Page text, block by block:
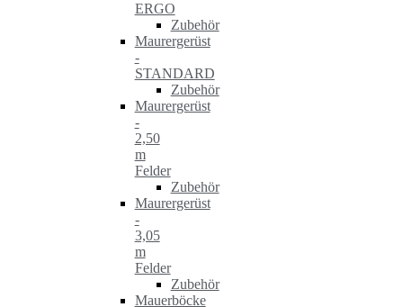
ERGO
Zubehör
Maurergerüst
-
STANDARD
Zubehör
Maurergerüst
-
2,50
m
Felder
Zubehör
Maurergerüst
-
3,05
m
Felder
Zubehör
Mauerböcke